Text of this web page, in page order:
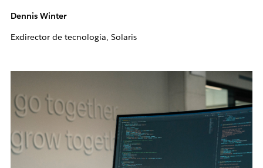
Dennis Winter
Exdirector de tecnología, Solaris